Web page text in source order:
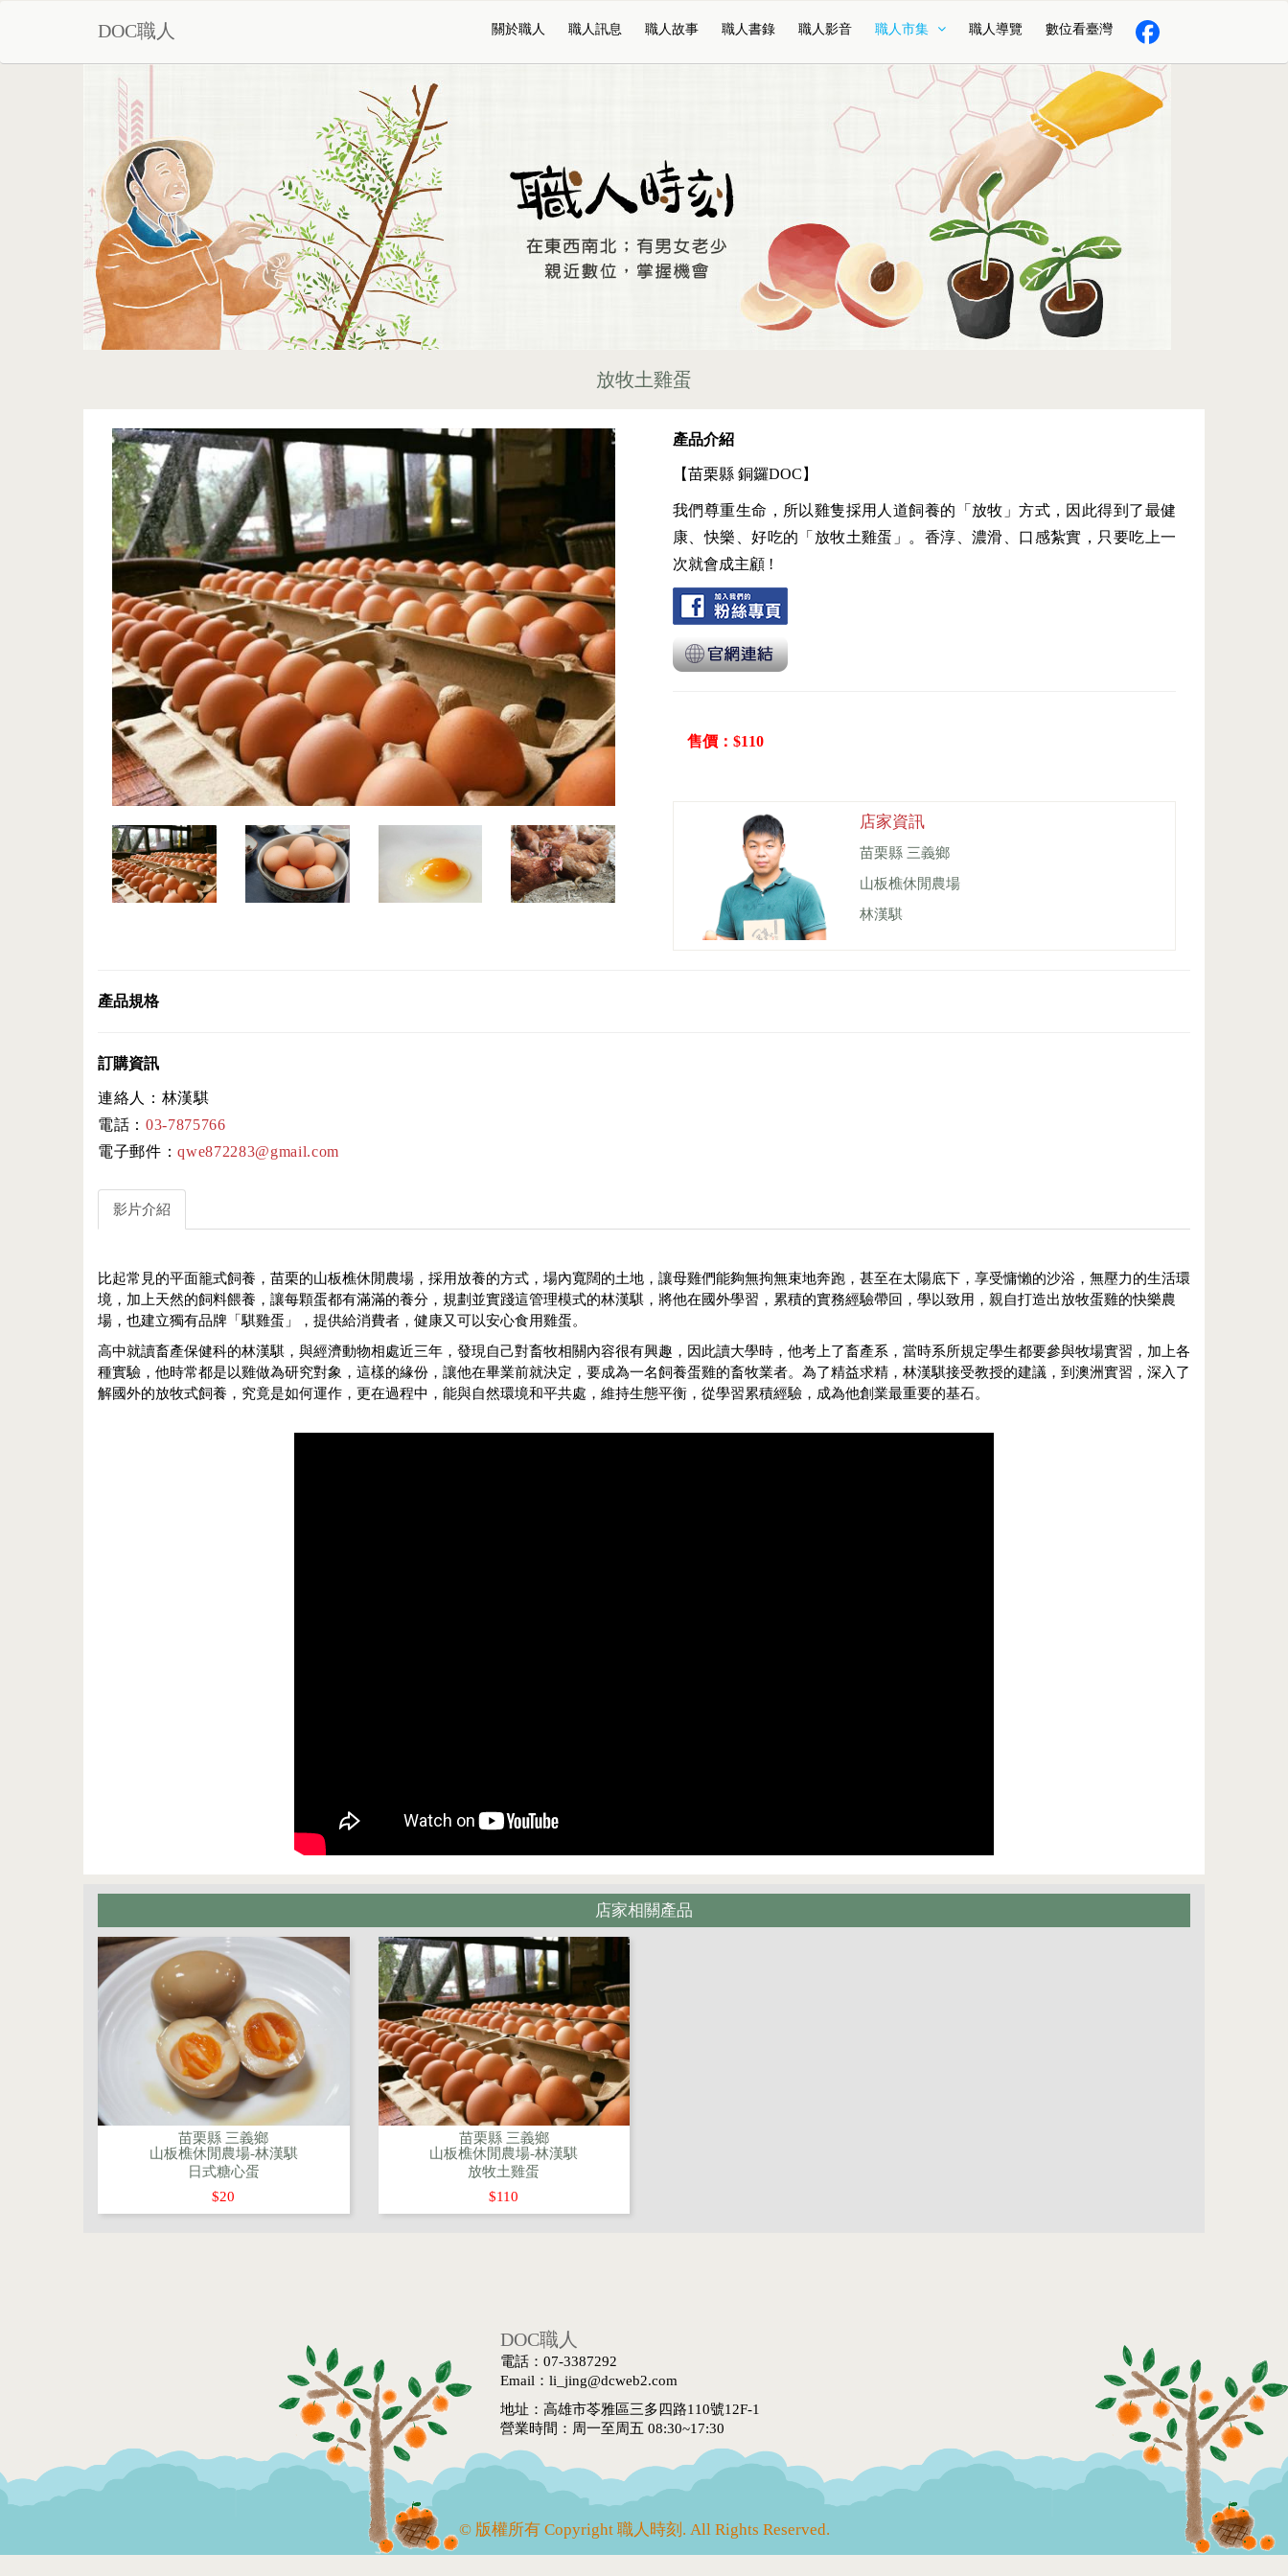
DOC職人 關於職人 職人訊息 職人故事 職人書錄 職人影音 職人市集 職人導覽 數位看臺灣
放牧土雞蛋
產品介紹
【苗栗縣 銅鑼DOC】
我們尊重生命，所以雞隻採用人道飼養的「放牧」方式，因此得到了最健
康、快樂、好吃的「放牧土雞蛋」。香淳、濃滑、口感紮實，只要吃上一
次就會成主顧 !
售價：$110
店家資訊
苗栗縣 三義鄉
山板樵休閒農場
林漢騏
產品規格
訂購資訊
連絡人：林漢騏
電話： 03-7875766
電子郵件：qwe872283@gmail.com
影片介紹
比起常見的平面籠式飼養，苗栗的山板樵休閒農場，採用放養的方式，場內寬闊的土地，讓母雞們能夠無拘無束地奔跑，甚至在太陽底下，享受慵懶的沙浴，無壓力的生活環
境，加上天然的飼料餵養，讓每顆蛋都有滿滿的養分，規劃並實踐這管理模式的林漢騏，將他在國外學習，累積的實務經驗帶回，學以致用，親自打造出放牧蛋雞的快樂農
場，也建立獨有品牌「騏雞蛋」，提供給消費者，健康又可以安心食用雞蛋。
高中就讀畜產保健科的林漢騏，與經濟動物相處近三年，發現自己對畜牧相關內容很有興趣，因此讀大學時，他考上了畜產系，當時系所規定學生都要參與牧場實習，加上各
種實驗，他時常都是以雞做為研究對象，這樣的緣份，讓他在畢業前就決定，要成為一名飼養蛋雞的畜牧業者。為了精益求精，林漢騏接受教授的建議，到澳洲實習，深入了
解國外的放牧式飼養，究竟是如何運作，更在過程中，能與自然環境和平共處，維持生態平衡，從學習累積經驗，成為他創業最重要的基石。
店家相關產品
苗栗縣 三義鄉
山板樵休閒農場-林漢騏
日式糖心蛋
$20
苗栗縣 三義鄉
山板樵休閒農場-林漢騏
放牧土雞蛋
$110
DOC職人
電話：07-3387292
Email：li_jing@dcweb2.com
地址：高雄市苓雅區三多四路110號12F-1
營業時間：周一至周五 08:30~17:30
© 版權所有 Copyright 職人時刻. All Rights Reserved.